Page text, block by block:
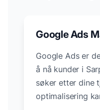
Google Ads
Google Ads er
å nå kunder i
søker etter dine
optimalisering